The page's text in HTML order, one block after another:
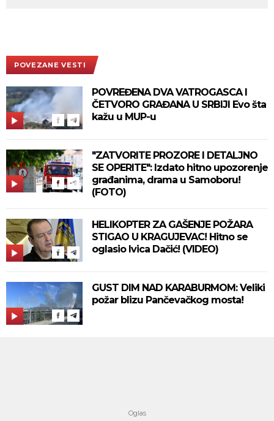
POVEZANE VESTI
POVREĐENA DVA VATROGASCA I
ČETVORO GRAĐANA U SRBIJI Evo šta
kažu u MUP-u
"ZATVORITE PROZORE I DETALJNO
SE OPERITE": Izdato hitno upozorenje
građanima, drama u Samoboru!
(FOTO)
HELIKOPTER ZA GAŠENJE POŽARA
STIGAO U KRAGUJEVAC! Hitno se
oglasio Ivica Dačić! (VIDEO)
GUST DIM NAD KARABURMOM: Veliki
požar blizu Pančevačkog mosta!